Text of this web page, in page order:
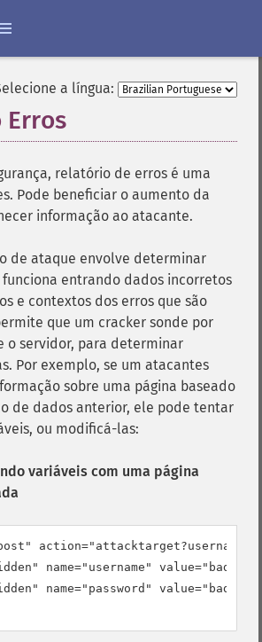
a língua:
Erros
relatório de erros é uma
Pode beneficiar o aumento da
informação ao atacante.
de ataque envolve determinar
entrando dados incorretos
e contextos dos erros que são
que um cracker sonde por
o servidor, para determinar
Por exemplo, se um atacantes
sobre uma página baseado
de dados anterior, ele pode tentar
ou modificá-las:
variáveis com uma página
name="username"
name="password"